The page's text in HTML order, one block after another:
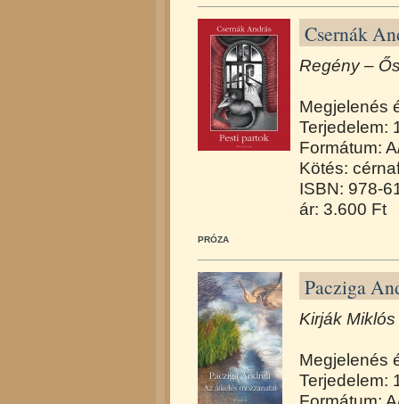
Csernák
Regény –
Megjelenés
Terjedelem:
Formátum:
Kötés:
ISBN: 978-
ár: 3.600 Ft
PRÓZA
Pacziga
Kirják
Megjelenés
Terjedelem: